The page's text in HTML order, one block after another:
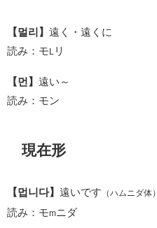
【멀리】 遠く・遠くに
読み：モ
リ
【먼】 遠い～
読み：モン
現在形
【멉니다】 遠いです （ハムニダ体）
読み：モmニダ